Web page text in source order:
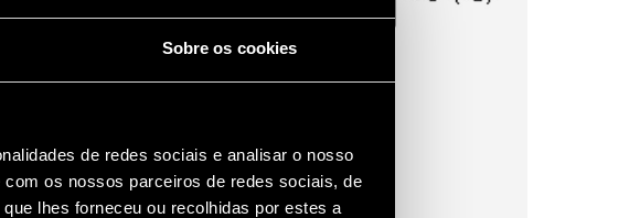
Sobre os cookies
de redes sociais e analisar o nosso
os nossos parceiros de redes sociais, de
lhes forneceu ou recolhidas por estes a